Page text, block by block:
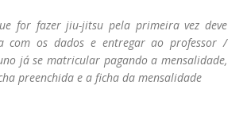
for fazer jiu-jitsu pela primeira vez deve
com os dados e entregar ao professor /
já se matricular pagando a mensalidade,
preenchida e a ficha da mensalidade